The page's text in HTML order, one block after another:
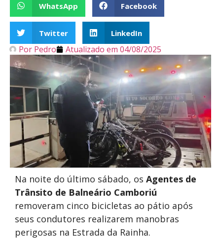
WhatsApp Facebook
Twitter LinkedIn
Por Pedro Atualizado em 04/08/2025
Na noite do último sábado, os Agentes de
Trânsito de Balneário Camboriú
removeram cinco bicicletas ao pátio após
seus condutores realizarem manobras
perigosas na Estrada da Rainha.